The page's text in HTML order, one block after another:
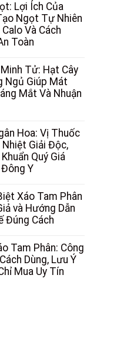
Lợi Ích Của
Ngọt Tự Nhiên
Calo Và Cách
Toàn
Tử: Hạt Cây
Ngủ Giúp Mát
Mắt Và Nhuận
Hoa: Vị Thuốc
Nhiệt Giải Độc,
Quý Giá
Y
Xáo Tam Phân
và Hướng Dẫn
Đúng Cách
Tam Phân: Công
Dùng, Lưu Ý
Mua Uy Tín